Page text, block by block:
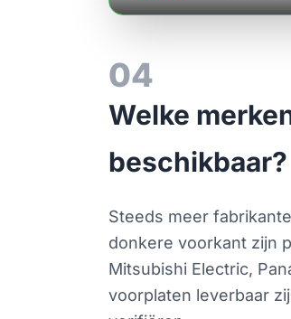
04
Welke
beschikbaar?
Steeds meer
donkere voorkant zijn
Mitsubishi Electric,
voorplaten leverbaar